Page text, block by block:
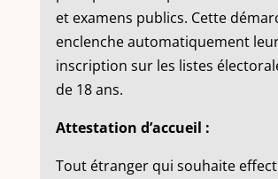
et examens publics. Cette
enclenche automatiquement
inscription sur les listes
de 18 ans.
Attestation d’accueil :
Tout étranger qui souhaite